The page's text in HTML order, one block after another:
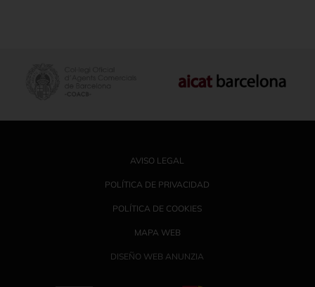
AVISO LEGAL
POLÍTICA DE PRIVACIDAD
POLÍTICA DE COOKIES
MAPA WEB
DISEÑO WEB ANUNZIA